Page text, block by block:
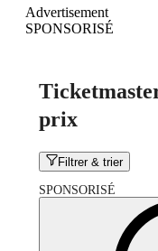
Advertisement
SPONSORISÉ
prix
Filtrer & trier
SPONSORISÉ